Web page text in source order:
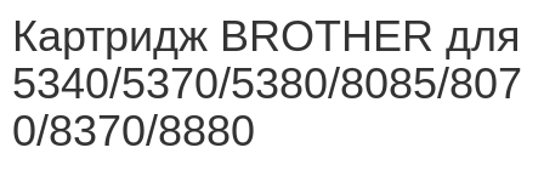
Картридж BROTHER для
5340/5370/5380/8085/807
0/8370/8880